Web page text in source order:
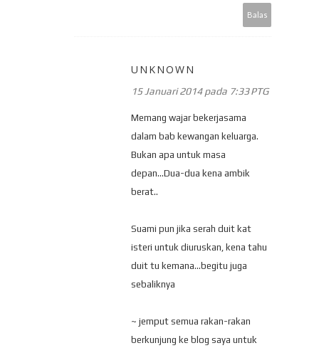
Balas
UNKNOWN
15 Januari 2014 pada 7:33 PTG
Memang wajar bekerjasama
dalam bab kewangan keluarga.
Bukan apa untuk masa
depan...Dua-dua kena ambik
berat..
Suami pun jika serah duit kat
isteri untuk diuruskan, kena tahu
duit tu kemana...begitu juga
sebaliknya
~ jemput semua rakan-rakan
berkunjung ke blog saya untuk